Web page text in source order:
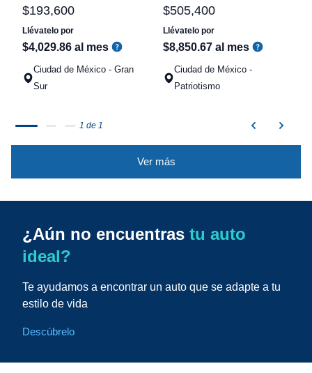
$193,600
Llévatelo por
$4,029.86 al mes
Ciudad de México - Gran
Sur
$505,400
Llévatelo por
$8,850.67 al mes
Ciudad de México -
Patriotismo
1 de 1
Ver más
¿Aún no encuentras tu auto
ideal?
Te ayudamos a encontrar un auto que se adapte a tu
estilo de vida
Descúbrelo